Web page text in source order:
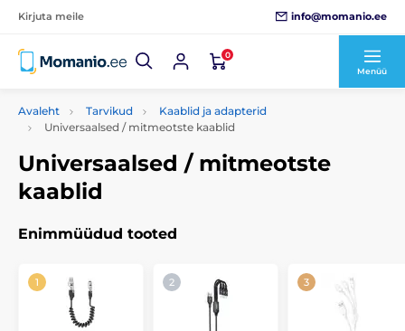
Kirjuta meile info@momanio.ee
0
Menüü
Avaleht Tarvikud
Kaablid ja adapterid
Universaalsed / mitmeotste kaablid
Universaalsed / mitmeotste
kaablid
Enimmüüdud tooted